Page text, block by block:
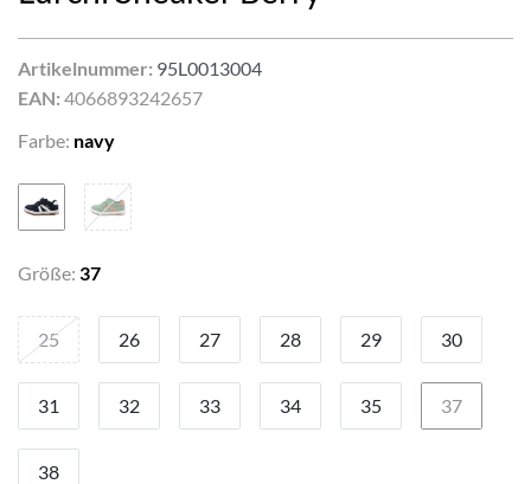
Artikelnummer: 95L0013004
EAN: 4066893242657
Farbe: navy
Größe: 37
25 26 27 28 29 30
31 32 33 34 35 37
38